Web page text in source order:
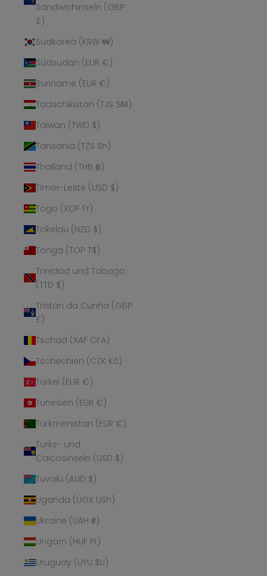
Sandwichinseln (GBP
£)
Südkorea (KRW ₩)
Südsudan (EUR €)
Suriname (EUR €)
Tadschikistan (TJS ЅМ)
Taiwan (TWD $)
Tansania (TZS Sh)
Thailand (THB ฿)
Timor-Leste (USD $)
Togo (XOF Fr)
Tokelau (NZD $)
Tonga (TOP T$)
Trinidad und Tobago
(TTD $)
Tristan da Cunha (GBP
£)
Tschad (XAF CFA)
Tschechien (CZK Kč)
Türkei (EUR €)
Tunesien (EUR €)
Turkmenistan (EUR €)
Turks- und
Caicosinseln (USD $)
Tuvalu (AUD $)
Uganda (UGX USh)
Ukraine (UAH ₴)
Ungarn (HUF Ft)
Uruguay (UYU $U)